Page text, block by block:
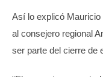
Así lo explicó
al consejero regional
ser parte del cierre de